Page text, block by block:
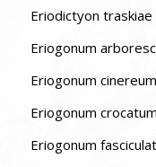
Eriodictyon traskiae
Eriogonum
Eriogonum cinereum
Eriogonum crocatum
Eriogonum